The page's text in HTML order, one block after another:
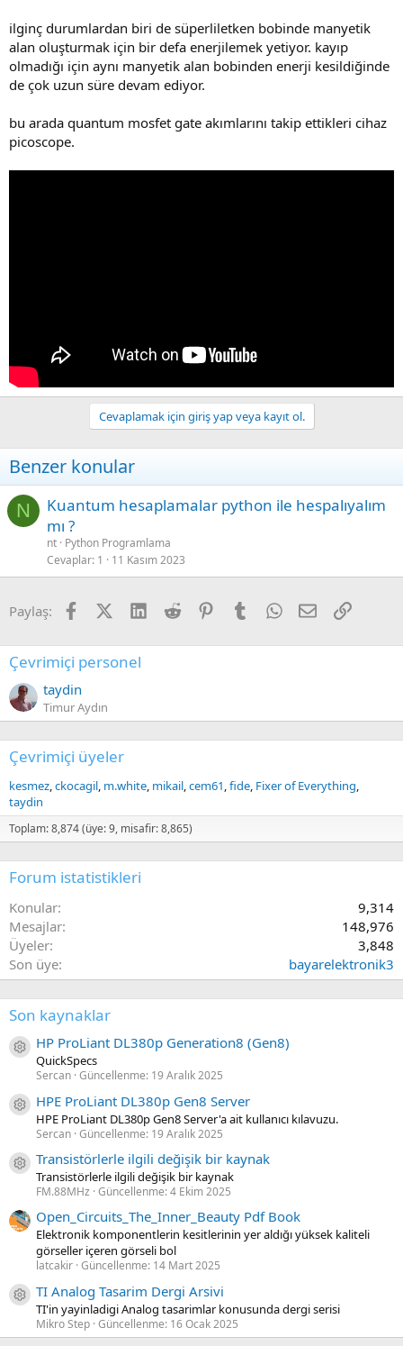
ilginç durumlardan biri de süperliletken bobinde manyetik
alan oluşturmak için bir defa enerjilemek yetiyor. kayıp
olmadığı için aynı manyetik alan bobinden enerji kesildiğinde
de çok uzun süre devam ediyor.
bu arada quantum mosfet gate akımlarını takip ettikleri cihaz
picoscope.
Cevaplamak için giriş yap veya kayıt ol.
Benzer konular
N
Kuantum hesaplamalar python ile hespalıyalım
mı ?
nt Python Programlama
Cevaplar 1 11 Kasım 2023
Paylaş: FacebookX (Twitter)
LinkedIn
Reddit PinterestTumblrWhatsApp
E-postaLink
Çevrimiçi personel
taydin
Timur Aydın
Çevrimiçi üyeler
kesmez ckocagil m.white mikail cem61 fide Fixer of Everything
taydin
Toplam: 8,874 (üye: 9, misafir: 8,865)
Forum istatistikleri
Konular
9,314
Mesajlar
148,976
Üyeler
3,848
Son üye
bayarelektronik3
Son kaynaklar
Kaynak ikon/amblem
HP ProLiant DL380p Generation8 (Gen8)
QuickSpecs
Sercan Güncellenme: 19 Aralık 2025
Kaynak ikon/amblem
HPE ProLiant DL380p Gen8 Server
HPE ProLiant DL380p Gen8 Server'a ait kullanıcı kılavuzu.
Sercan Güncellenme: 19 Aralık 2025
Kaynak ikon/amblem
Transistörlerle ilgili değişik bir kaynak
Transistörlerle ilgili değişik bir kaynak
FM.88MHz Güncellenme:4 Ekim 2025
Open_Circuits_The_Inner_Beauty Pdf Book
Elektronik komponentlerin kesitlerinin yer aldığı yüksek kaliteli
görseller içeren görseli bol
latcakir Güncellenme: 14 Mart 2025
Kaynak ikon/amblem
TI Analog Tasarim Dergi Arsivi
TI'in yayinladigi Analog tasarimlar konusunda dergi serisi
Mikro Step Güncellenme: 16 Ocak 2025